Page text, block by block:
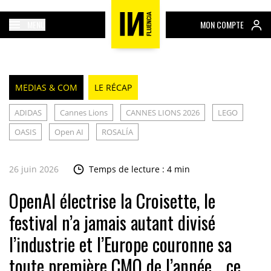
MON COMPTE
MEDIAS & COM LE RÉCAP
ADIDAS Cannes Lions CANNES LIONS 2026
LEGO
OASIS
Open AI ROSALÍA
26 juin 2026 Temps de lecture : 4 min
OpenAI électrise la Croisette, le
festival n’a jamais autant divisé
l’industrie et l’Europe couronne sa